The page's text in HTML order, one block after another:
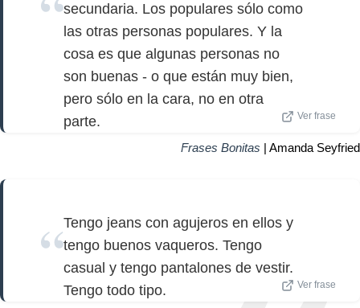
secundaria. Los populares sólo como
las otras personas populares. Y la
cosa es que algunas personas no
son buenas - o que están muy bien,
pero sólo en la cara, no en otra
parte.
Ver frase
Frases Bonitas | Amanda Seyfried
Tengo jeans con agujeros en ellos y
tengo buenos vaqueros. Tengo
casual y tengo pantalones de vestir.
Tengo todo tipo.
Ver frase